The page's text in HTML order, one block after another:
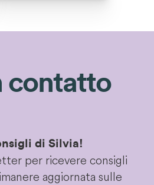
contatto
di Silvia!
per ricevere consigli
aggiornata sulle